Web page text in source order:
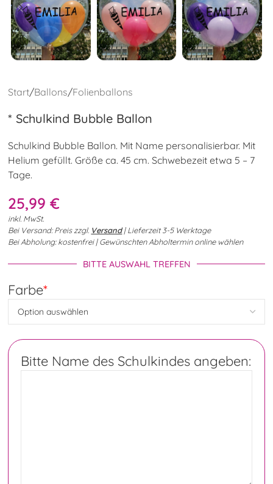
Start/Ballons/Folienballons
* Schulkind Bubble Ballon
Schulkind Bubble Ballon. Mit Name personalisierbar. Mit
Helium gefüllt. Größe ca. 45 cm. Schwebezeit etwa 5 – 7
Tage.
25,99€
inkl. MwSt.
Bei Versand: Preis zzgl. Versand| Lieferzeit 3-5 Werktage
Bei Abholung: kostenfrei | Gewünschten Abholtermin online wählen
BITTE AUSWAHL TREFFEN
*
Farbe
Bitte Name des Schulkindes angeben: